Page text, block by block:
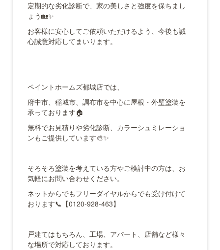
定期的な劣化診断で、家の美しさと強度を保ちまし
ょう🏡✨
お客様に安心してご依頼いただけるよう、今後も誠
心誠意対応してまいります。
ペイントホームズ都城店では、
府中市、稲城市、調布市を中心に屋根・外壁塗装を
承っております🏠
無料でお見積りや劣化診断、カラーシュミレーショ
ンもご提供しています🎨✨
そろそろ塗装を考えている方やご検討中の方は、お
気軽にお問い合わせください。
ネットからでもフリーダイヤルからでも受け付けて
おります📞【0120-928-463】
戸建てはもちろん、工場、アパート、店舗など様々
な場所で対応しております。